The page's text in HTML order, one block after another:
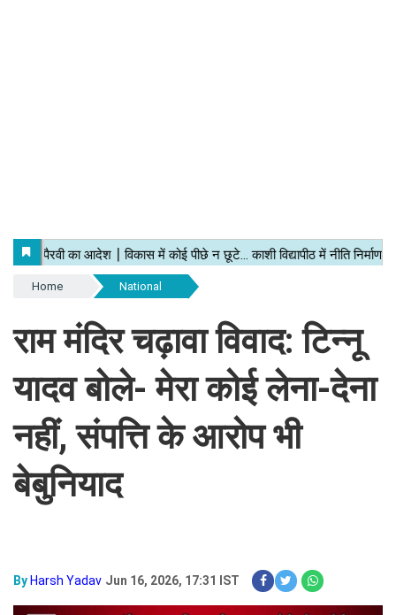
Home National
राम मंदिर चढ़ावा विवाद: टिन्नू
यादव बोले- मेरा कोई लेना-देना
नहीं, संपत्ति के आरोप भी
बेबुनियाद
By Harsh Yadav Jun 16, 2026, 17:31 IST